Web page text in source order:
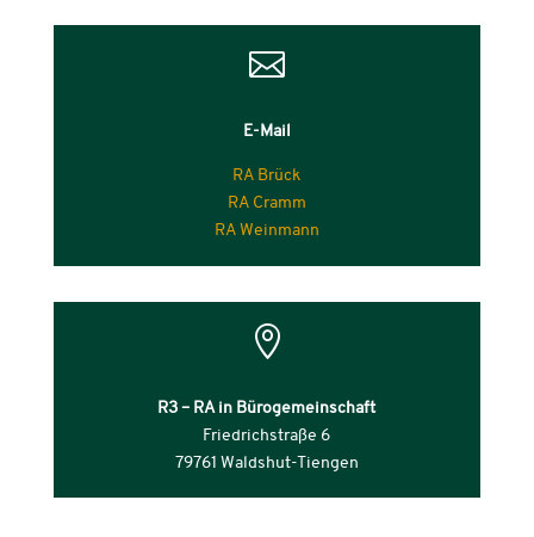

E-Mail
RA Brück
RA Cramm
RA Weinmann

R3 – RA in Bürogemeinschaft
Friedrichstraße 6
79761 Waldshut-Tiengen